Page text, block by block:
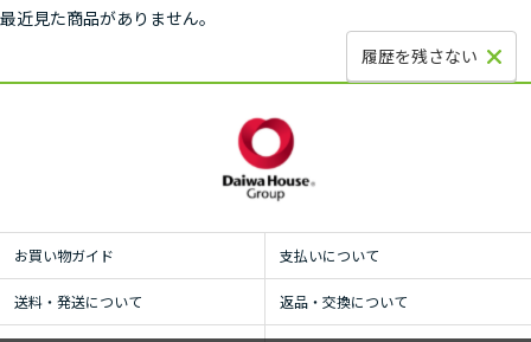
最近見た商品がありません。
履歴を残さない
お買い物ガイド 支払いについて
送料・発送について 返品・交換について